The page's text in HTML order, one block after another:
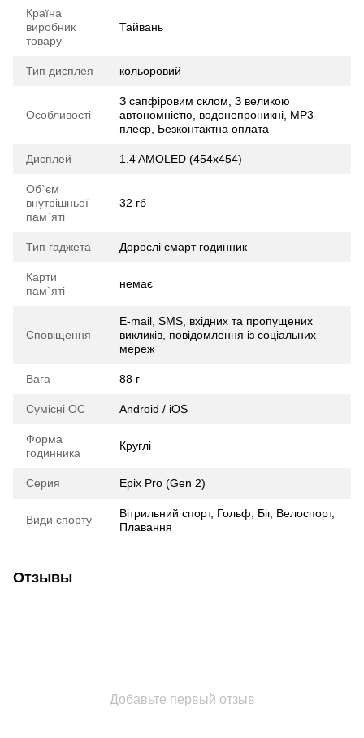
Країна
виробник
товару
Тайвань
Тип дисплея кольоровий
Особливості
З сапфіровим склом, З великою
автономністю, водонепроникні, MP3-
плеєр, Безконтактна оплата
Дисплей 1.4 AMOLED (454x454)
Об`єм
внутрішньої
пам`яті
32 гб
Тип гаджета Дорослі смарт годинник
Карти
пам`яті
немає
Сповіщення
E-mail, SMS, вхідних та пропущених
викликів, повідомлення із соціальних
мереж
Вага 88 г
Сумісні ОС Android / iOS
Форма
годинника
Круглі
Серия Epix Pro (Gen 2)
Види спорту
Вітрильний спорт, Гольф, Біг, Велоспорт,
Плавання
Отзывы
Добавьте первый отзыв